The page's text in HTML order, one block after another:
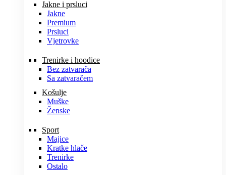
Jakne i prsluci
Jakne
Premium
Prsluci
Vjetrovke
Trenirke i hoodice
Bez zatvarača
Sa zatvaračem
Košulje
Muške
Ženske
Sport
Majice
Kratke hlače
Trenirke
Ostalo